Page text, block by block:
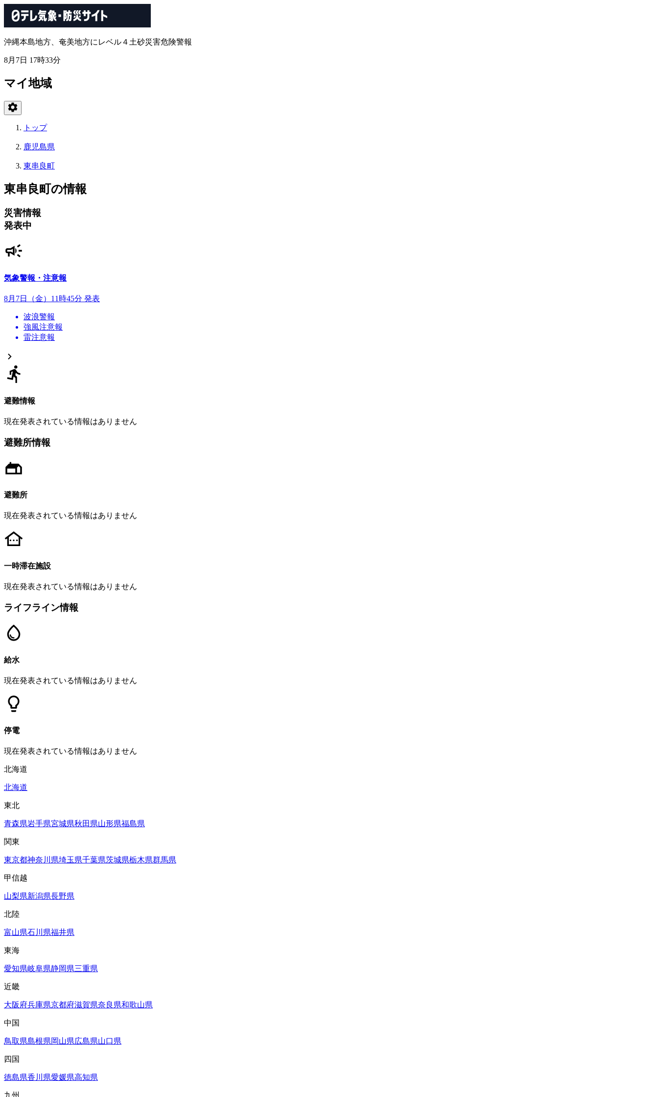
沖縄本島地方、奄美地方にレベル４土砂災害危険警報
8月7日 17時33分
マイ地域
トップ
鹿児島県
東串良町
東串良町の情報
災害情報
発表中
気象警報・注意報
8月7日（金）11時45分 発表
波浪警報
強風注意報
雷注意報
避難情報
現在発表されている情報はありません
避難所情報
避難所
現在発表されている情報はありません
一時滞在施設
現在発表されている情報はありません
ライフライン情報
給水
現在発表されている情報はありません
停電
現在発表されている情報はありません
北海道
北海道
東北
青森県岩手県宮城県秋田県山形県福島県
関東
東京都神奈川県埼玉県千葉県茨城県栃木県群馬県
甲信越
山梨県新潟県長野県
北陸
富山県石川県福井県
東海
愛知県岐阜県静岡県三重県
近畿
大阪府兵庫県京都府滋賀県奈良県和歌山県
中国
鳥取県島根県岡山県広島県山口県
四国
徳島県香川県愛媛県高知県